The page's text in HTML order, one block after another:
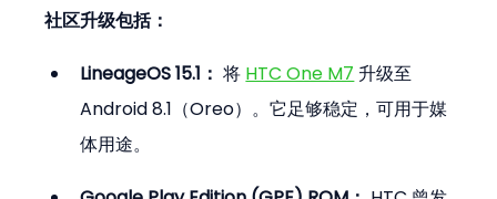
社区升级包括：
LineageOS 15.1： 将 HTC One M7 升级至
Android 8.1（Oreo）。它足够稳定，可用于媒
体用途。